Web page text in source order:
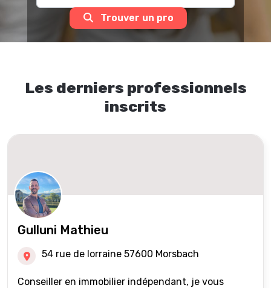
Trouver un pro
Les derniers professionnels
inscrits
Gulluni Mathieu
54 rue de lorraine 57600 Morsbach
Conseiller en immobilier indépendant, je vous